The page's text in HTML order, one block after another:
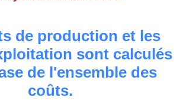
de production et les
sont calculés
de l'ensemble des
coûts.